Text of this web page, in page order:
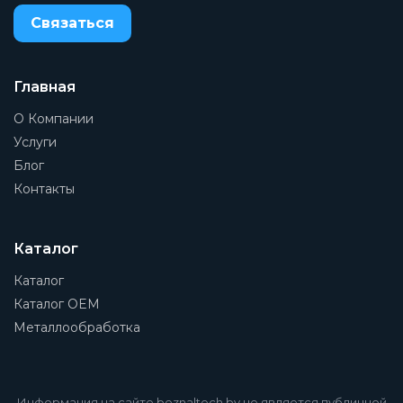
Артикул
Производитель
Степень фильтрации
Тип конструкции
Тип присоединения на входе
Материал корпуса
Связаться
Главная
О Компании
Услуги
Блог
Контакты
Каталог
Каталог
Каталог OEM
Металлообработка